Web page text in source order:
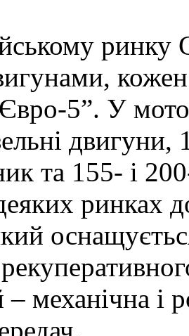
ринку
5”. У
та 155- і
ринках
– механічна і